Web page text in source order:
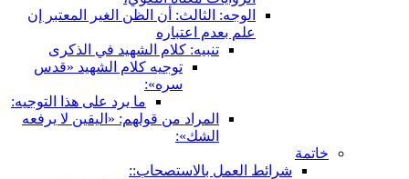
الوجه: الثالث: أن الظن الغير المعتبر إن
علم بعدم اعتباره
تنبيه: كلام الشهيد في الذكرى
توجيه كلام الشهيد «قدس
سره»:
ما يرد على هذا التوجيه:
المراد من قولهم: «اليقين لا يرفعه
الشك»:
خاتمة
شرائط العمل بالاستصحاب::